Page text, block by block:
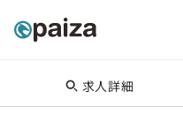
転職・キャリア求人詳細